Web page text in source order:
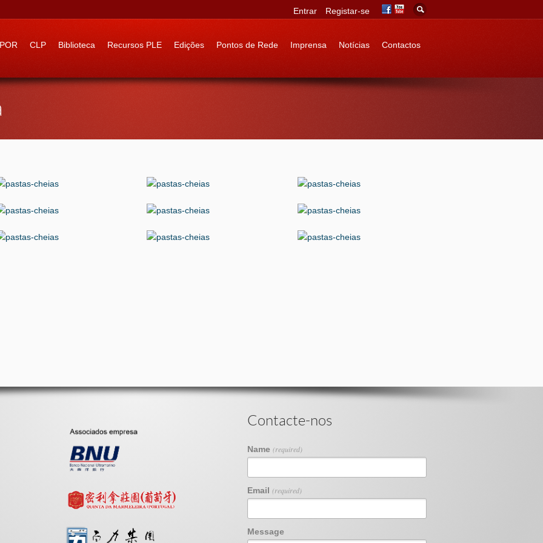
to: CLP Biblioteca Recursos PLE Edições Pontos de Rede Imprensa Notícias Contactos
Entrar Registar-se
Contacte-nos
Name (required)
Email (required)
Message